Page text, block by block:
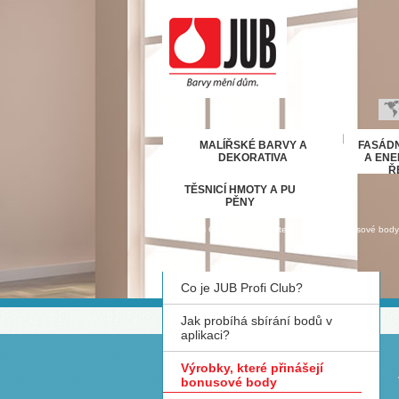
MALÍŘSKÉ BARVY A
DEKORATIVA
A
TĚSNICÍ HMOTY A PU
PĚNY
Profi Club Výrobky, které přinášejí bonusové body
Co je JUB Profi Club?
Jak probíhá sbírání bodů v
aplikaci?
Výrobky, které přinášejí
bonusové body